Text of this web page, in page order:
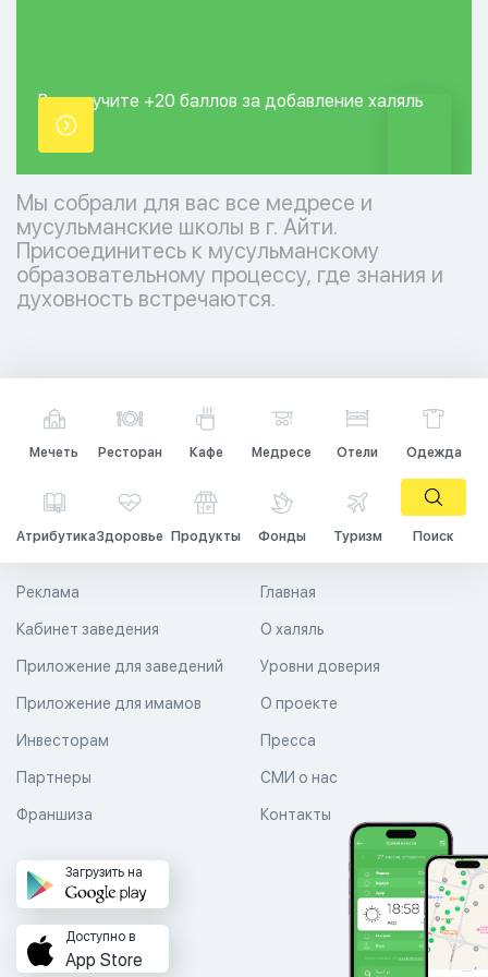
Вы получите +20 баллов за добавление халяль
точки.
Мы собрали для вас все медресе и
мусульманские школы в г. Айти.
Присоединитесь к мусульманскому
образовательному процессу, где знания и
духовность встречаются.
Мечеть Ресторан Кафе Медресе Отели Одежда
АтрибутикаЗдоровье Продукты Фонды Туризм Поиск
Главная
О халяль
Уровни доверия
Реклама
Кабинет заведения
Приложение для заведений
Приложение для имамов О проекте
Пресса
СМИ о нас
Контакты
Инвесторам
Партнеры
Франшиза
Загрузить на
Доступно в
App Store